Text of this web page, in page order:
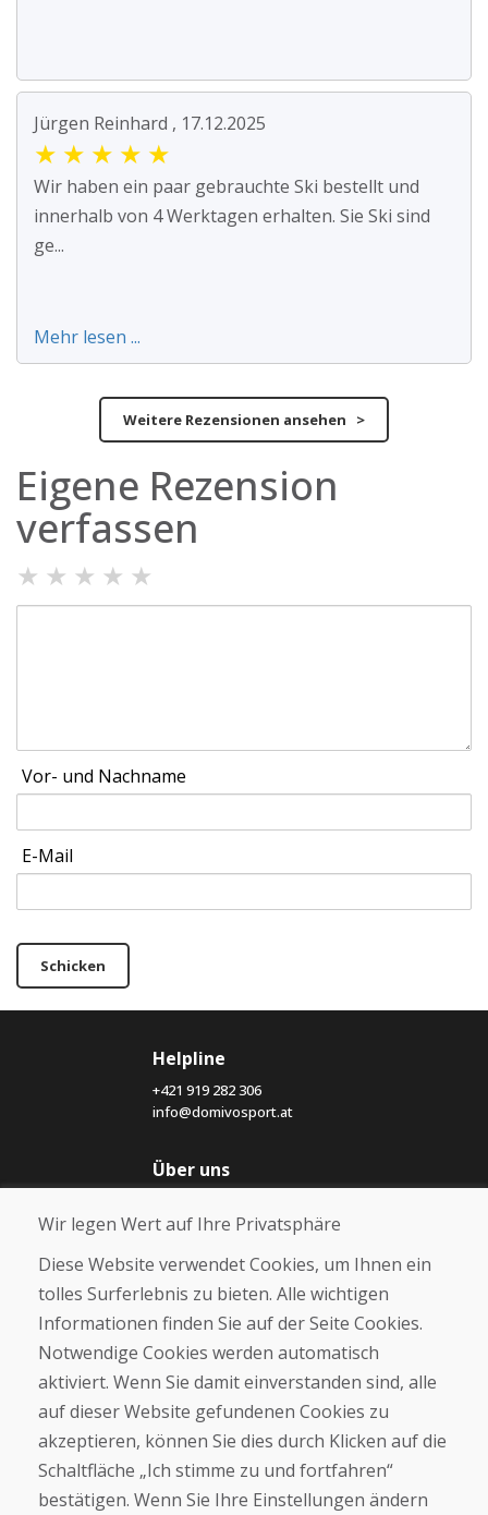
Jürgen Reinhard , 17.12.2025
★ ★ ★ ★ ★
Wir haben ein paar gebrauchte Ski bestellt und
innerhalb von 4 Werktagen erhalten. Sie Ski sind
ge...
Mehr lesen ...
Weitere Rezensionen ansehen >
Eigene Rezension
verfassen
★ ★ ★ ★ ★
Vor- und Nachname
E-Mail
Schicken
Helpline
+421 919 282 306
info@domivosport.at
Über uns
Über uns
Kontakt
Kaufen
E-Shop
Geschäftsbedingungen
Zahlung
Beschwerde
Rückgabe und Umtausch von Waren
Cookies
Wir legen Wert auf Ihre Privatsphäre
Diese Website verwendet Cookies, um Ihnen ein
tolles Surferlebnis zu bieten. Alle wichtigen
Informationen finden Sie auf der Seite Cookies.
Notwendige Cookies werden automatisch
aktiviert. Wenn Sie damit einverstanden sind, alle
auf dieser Website gefundenen Cookies zu
akzeptieren, können Sie dies durch Klicken auf die
Schaltfläche „Ich stimme zu und fortfahren“
bestätigen. Wenn Sie Ihre Einstellungen ändern